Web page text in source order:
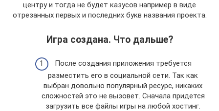
центру и тогда не будет казусов например в виде
отрезанных первых и последних букв названия проекта.
Игра создана. Что дальше?
После создания приложения требуется
разместить его в социальной сети. Так как
выбран довольно популярный ресурс, никаких
сложностей это не вызовет. Сначала придется
загрузить все файлы игры на любой хостинг.